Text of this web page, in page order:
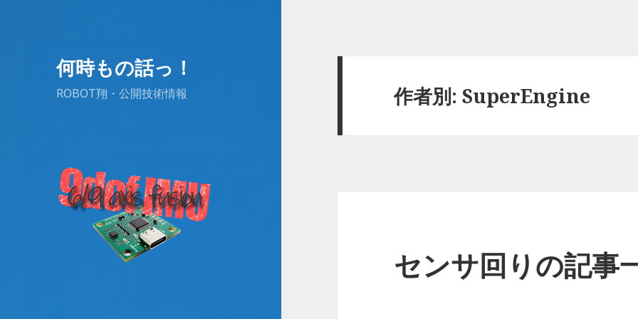
何時もの話っ！
ROBOT翔・公開技術情報 作者別:SuperEngine
センサ回りの記事